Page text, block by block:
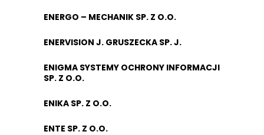
ENERGO – MECHANIK SP. Z O.O.
ENERVISION J. GRUSZECKA SP. J.
ENIGMA SYSTEMY OCHRONY INFORMACJI
SP. Z O.O.
ENIKA SP. Z O.O.
ENTE SP. Z O.O.